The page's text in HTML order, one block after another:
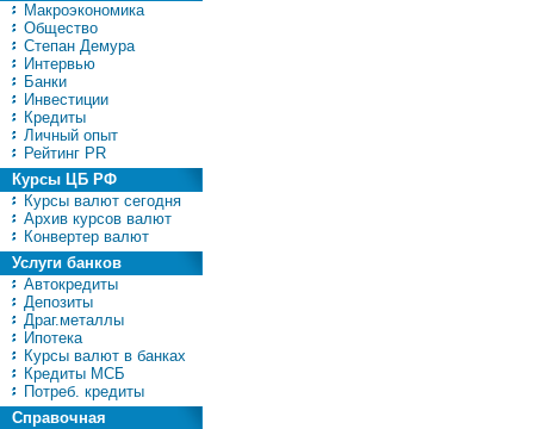
Макроэкономика
Общество
Степан Демура
Интервью
Банки
Инвестиции
Кредиты
Личный опыт
Рейтинг PR
Курсы ЦБ РФ
Курсы валют сегодня
Архив курсов валют
Конвертер валют
Услуги банков
Автокредиты
Депозиты
Драг.металлы
Ипотека
Курсы валют в банках
Кредиты МСБ
Потреб. кредиты
Справочная